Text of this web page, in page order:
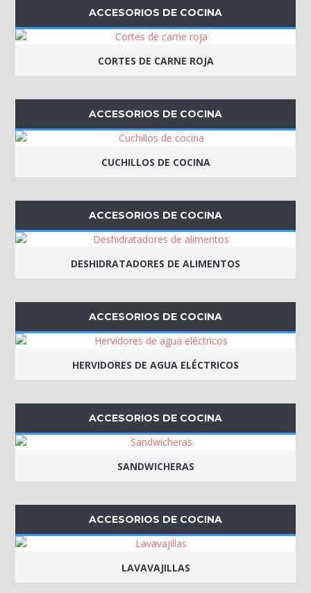
ACCESORIOS DE COCINA
CORTES DE CARNE ROJA
ACCESORIOS DE COCINA
CUCHILLOS DE COCINA
ACCESORIOS DE COCINA
DESHIDRATADORES DE ALIMENTOS
ACCESORIOS DE COCINA
HERVIDORES DE AGUA ELÉCTRICOS
ACCESORIOS DE COCINA
SANDWICHERAS
ACCESORIOS DE COCINA
LAVAVAJILLAS